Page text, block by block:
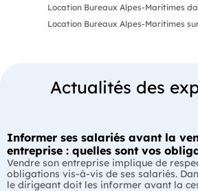
Location Bureaux Alpes-Maritimes
Location Bureaux Alpes-Maritimes
Actualités des
Informer ses salariés avant la
entreprise : quelles sont vos
Vendre son entreprise implique de
obligations vis-à-vis de ses salariés.
le dirigeant doit les informer avant la